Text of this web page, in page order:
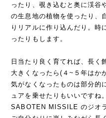
ったり、覗き込むと奥に渓谷
の生息地の植物を使ったり、
りリアルに作り込んだり。時
ったりもします。
日当たり良く育てれば、長く
大きくなったら(４~５年はか
気がなくなったものは部分的
ュアを乗せたりもいいですね。
SABOTEN MISSILE のジオ